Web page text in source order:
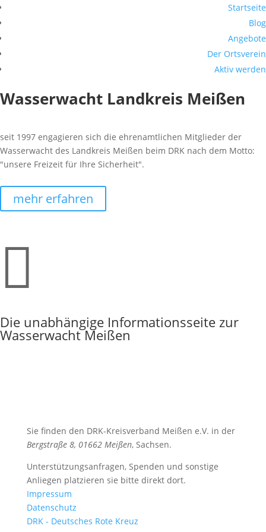
Startseite
Blog
Angebote
Der Ortsverein
Aktiv werden
Wasserwacht Landkreis Meißen
seit 1997 engagieren sich die ehrenamtlichen Mitglieder der
Wasserwacht des Landkreis Meißen beim DRK nach dem Motto:
"unsere Freizeit für Ihre Sicherheit".
mehr erfahren

Die unabhängige Informationsseite zur
Wasserwacht Meißen
Sie finden den DRK-Kreisverband Meißen e.V. in der
Bergstraße 8, 01662 Meißen, Sachsen.
Unterstützungsanfragen, Spenden und sonstige
Anliegen platzieren sie bitte direkt dort.
Impressum
Datenschutz
DRK - Deutsches Rote Kreuz